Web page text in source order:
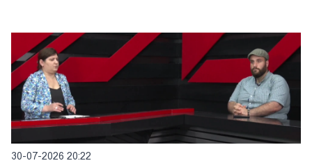
30-07-2026 20:22